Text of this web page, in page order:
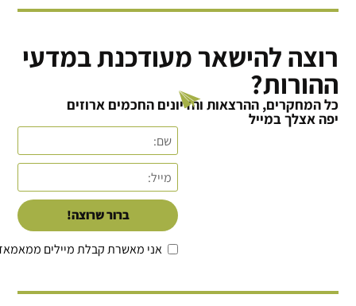
רוצה להישאר מעודכנת במדעי
ההורות?
כל המחקרים, ההרצאות והדיונים החכמים ארוזים
יפה אצלך במייל
אני מאשרת קבלת מיילים
ברור שרוצה!